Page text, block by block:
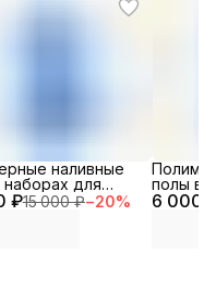
₽15 000 ₽−20%
наливные
для
особого
6 000
полы в